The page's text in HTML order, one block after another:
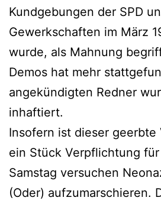
Kundgebungen der SPD
Gewerkschaften im März
wurde, als Mahnung
Demos hat mehr
angekündigten Redner
inhaftiert.
Insofern ist dieser geerbte
ein Stück Verpflichtung
Samstag versuchen
(Oder) aufzumarschieren.